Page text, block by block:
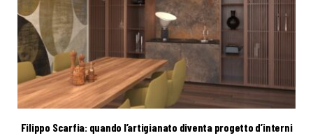
Filippo Scarfia: quando l’artigianato diventa progetto d’interni